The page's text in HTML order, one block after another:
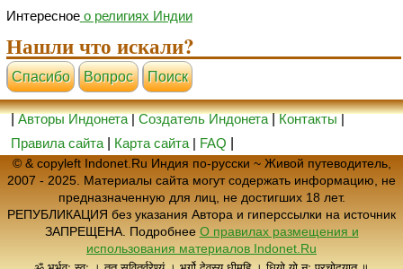
Интересноео религиях Индии
Нашли что искали?
Cпасибо Вопрос Поиск
|Авторы Индонета|Создатель Индонета|Контакты|
Правила сайта| Карта сайта| FAQ
© & copyleft Indonet.Ru Индия по-русски ~ Живой путеводитель,
2007 - 2025. Материалы сайта могут содержать информацию, не
предназначенную для лиц, не достигших 18 лет.
РЕПУБЛИКАЦИЯ без указания Автора и гиперссылки на источник
ЗАПРЕЩЕНА. Подробнее О правилах размещения и
использования материалов Indonet.Ru